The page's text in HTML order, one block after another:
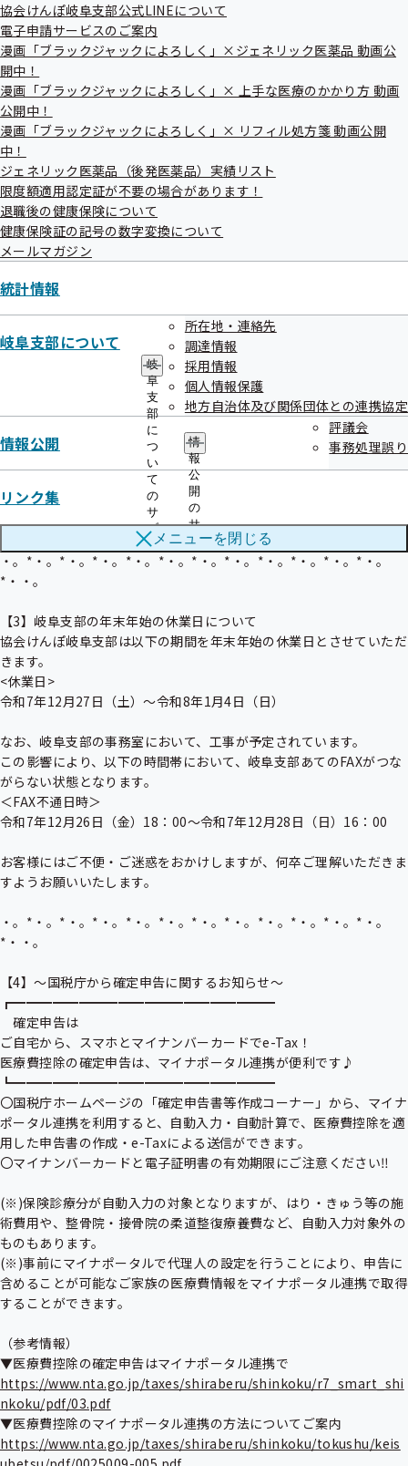
協会けんぽ岐阜支部公式LINEについて
電子申請サービスのご案内
漫画「ブラックジャックによろしく」×ジェネリック医薬品 動画公
開中！
漫画「ブラックジャックによろしく」× 上手な医療のかかり方 動画
公開中！
漫画「ブラックジャックによろしく」× リフィル処方箋 動画公開
中！
ジェネリック医薬品（後発医薬品）実績リスト
限度額適用認定証が不要の場合があります！
退職後の健康保険について
健康保険証の記号の数字変換について
メールマガジン
統計情報
岐阜支部について
岐
阜
支
部
に
つ
い
て
の
サ
ブ
メ
ニ
所在地・連絡先
調達情報
採用情報
個人情報保護
地方自治体及び関係団体との連携協定
情報公開
情
報
公
開
の
サ
ブ
メ
評議会
事務処理誤り
リンク集
メニューを閉じる
【1】令和8年１月13日より「電子申請サービス」を開始します
これまで「紙」の申請書によって行われている各種手続きについて、
ご自宅や職場のパソコン、スマートフォンを利用して申請することが
できる「電子申請サービス」を令和８年１月13日（火）より開始し
ます。
「郵送すること」の手間・時間・費用をかけずに、オンラインで各種
申請手続きが可能となりますので、ぜひ「電子申請サービス」をご利
用ください！
▼電子申請サービス対象申請書一覧はこちら
/electronic_application/covered_applications/
/electronic_application/
・。*・。*・。*・。*・。*・。*・。*・。*・。*・。*・。*・。
*・・。
【2】令和7年度「健康保険委員表彰」を行いました
協会けんぽでは、健康保険等に関する情報を確実にお届けするため、
事業主様や健康保険事務ご担当者様に健康保険委員としてのご登録を
お願いしています。
この度、永年に渡って健康保険事業等の推進についてご協力いただい
ている健康保険委員の方々に、表彰を行いました。
/shibu/gifu/cat060/20141112hyosyo/
・。*・。*・。*・。*・。*・。*・。*・。*・。*・。*・。*・。
*・・。
【3】岐阜支部の年末年始の休業日について
協会けんぽ岐阜支部は以下の期間を年末年始の休業日とさせていただ
きます。
<休業日>
令和7年12月27日（土）～令和8年1月4日（日）
なお、岐阜支部の事務室において、工事が予定されています。
この影響により、以下の時間帯において、岐阜支部あてのFAXがつな
がらない状態となります。
＜FAX不通日時＞
令和7年12月26日（金）18：00～令和7年12月28日（日）16：00
お客様にはご不便・ご迷惑をおかけしますが、何卒ご理解いただきま
すようお願いいたします。
・。*・。*・。*・。*・。*・。*・。*・。*・。*・。*・。*・。
*・・。
【4】～国税庁から確定申告に関するお知らせ～
┏━━━━━━━━━━━━━━━━━━━━
確定申告は
ご自宅から、スマホとマイナンバーカードでe-Tax！
医療費控除の確定申告は、マイナポータル連携が便利です♪
┗━━━━━━━━━━━━━━━━━━━━
〇国税庁ホームページの「確定申告書等作成コーナー」から、マイナ
ポータル連携を利用すると、自動入力・自動計算で、医療費控除を適
用した申告書の作成・e-Taxによる送信ができます。
〇マイナンバーカードと電子証明書の有効期限にご注意ください‼
(※)保険診療分が自動入力の対象となりますが、はり・きゅう等の施
術費用や、整骨院・接骨院の柔道整復療養費など、自動入力対象外の
ものもあります。
(※)事前にマイナポータルで代理人の設定を行うことにより、申告に
含めることが可能なご家族の医療費情報をマイナポータル連携で取得
することができます。
（参考情報）
https://www.nta.go.jp/taxes/shiraberu/shinkoku/r7_smart_shi
nkoku/pdf/03.pdf
https://www.nta.go.jp/taxes/shiraberu/shinkoku/tokushu/keis